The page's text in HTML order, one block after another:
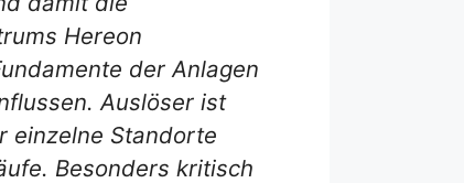
Hereon
der Anlagen
Auslöser ist
einzelne Standorte
Besonders kritisch